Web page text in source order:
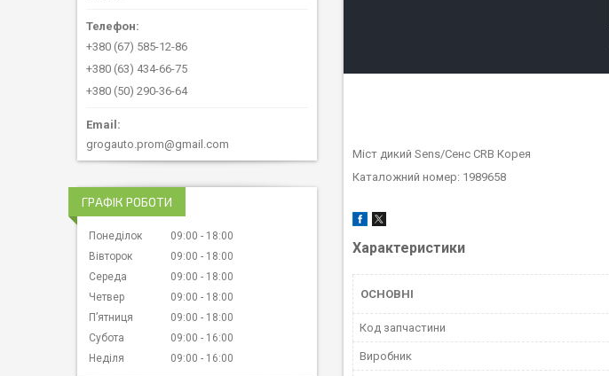
Міст дикий Sens/Сенс CRB Корея
Каталожний номер: 1989658
Характеристики
ОСНОВНІ
Код запчастини
Виробник
+380 (67) 585-12-86
+380 (63) 434-66-75
+380 (50) 290-36-64
grogauto.prom@gmail.com
ГРАФІК РОБОТИ
Понеділок 09:00
18:00
Вівторок
09:00
18:00
Середа
09:00
18:00
Четвер
09:00
18:00
Пʼятниця
09:00
18:00
Субота
09:00
16:00
Неділя
09:00 16:00